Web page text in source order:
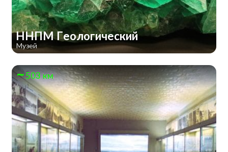
ННПМ Геологический
Музей
503 км